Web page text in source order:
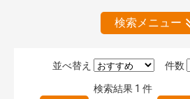
検索メニュー
絞り込みの解除
件数
並べ替え
検索結果 1 件